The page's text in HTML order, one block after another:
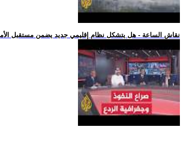
.. نقاش الساعة - هل يتشكل نظام إقليمي جديد يضمن مستقبل